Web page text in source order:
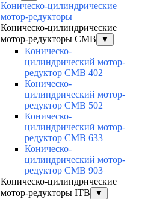
Коническо-цилиндрические
мотор-редукторы
Коническо-цилиндрические
мотор-редукторы CMB
▼
Коническо-
цилиндрический мотор-
редуктор CMB 402
Коническо-
цилиндрический мотор-
редуктор CMB 502
Коническо-
цилиндрический мотор-
редуктор CMB 633
Коническо-
цилиндрический мотор-
редуктор CMB 903
Коническо-цилиндрические
мотор-редукторы ITB
▼